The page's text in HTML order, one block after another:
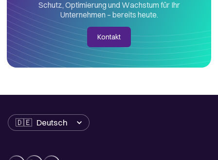
Schutz, Optimierung und Wachstum für Ihr
Unternehmen – bereits heute.
Kontakt
Sprache